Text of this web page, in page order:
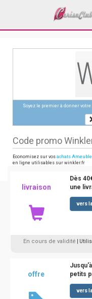
Soyez le premier à donner votre
Code promo
Economisez sur vos achats
en ligne utilisables sur winkler.fr
livraison
Dès
une
vers
En cours de validité |
offre
petits
vers